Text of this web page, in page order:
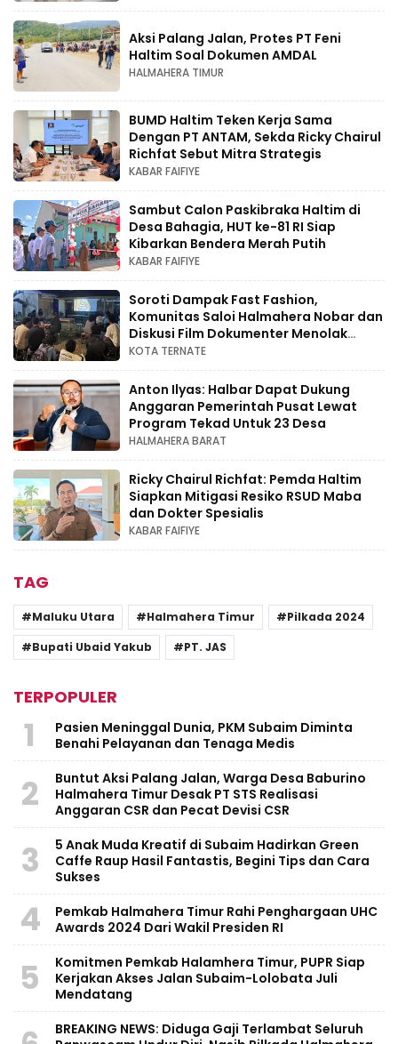
Aksi Palang Jalan, Protes PT Feni
Haltim Soal Dokumen AMDAL
HALMAHERA TIMUR
BUMD Haltim Teken Kerja Sama
Dengan PT ANTAM, Sekda Ricky Chairul
Richfat Sebut Mitra Strategis
KABAR FAIFIYE
Sambut Calon Paskibraka Haltim di
Desa Bahagia, HUT ke-81 RI Siap
Kibarkan Bendera Merah Putih
KABAR FAIFIYE
Soroti Dampak Fast Fashion,
Komunitas Saloi Halmahera Nobar dan
Diskusi Film Dokumenter Menolak
Punah
KOTA TERNATE
Anton Ilyas: Halbar Dapat Dukung
Anggaran Pemerintah Pusat Lewat
Program Tekad Untuk 23 Desa
HALMAHERA BARAT
Ricky Chairul Richfat: Pemda Haltim
Siapkan Mitigasi Resiko RSUD Maba
dan Dokter Spesialis
KABAR FAIFIYE
TAG
Maluku Utara Halmahera Timur
Pilkada 2024
Bupati Ubaid Yakub
PT. JAS
TERPOPULER
1
Pasien Meninggal Dunia, PKM Subaim Diminta
Benahi Pelayanan dan Tenaga Medis
2
Buntut Aksi Palang Jalan, Warga Desa Baburino
Halmahera Timur Desak PT STS Realisasi
Anggaran CSR dan Pecat Devisi CSR
3
5 Anak Muda Kreatif di Subaim Hadirkan Green
Caffe Raup Hasil Fantastis, Begini Tips dan Cara
Sukses
4
Pemkab Halmahera Timur Rahi Penghargaan UHC
Awards 2024 Dari Wakil Presiden RI
5
Komitmen Pemkab Halamhera Timur, PUPR Siap
Kerjakan Akses Jalan Subaim-Lolobata Juli
Mendatang
BREAKING NEWS: Diduga Gaji Terlambat Seluruh